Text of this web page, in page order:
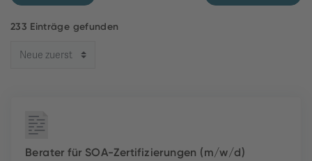
233 Einträge gefunden
Berater für SOA-Zertifizierungen (m/w/d)